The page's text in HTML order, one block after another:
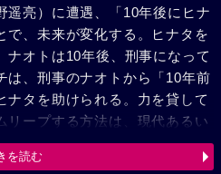
遥亮）に遭遇、「10年後にヒナ
で、未来が変化する。ヒナタを
ナオトは10年後、刑事になって
は、刑事のナオトから「10年前
ナタを助けられる。力を貸して
リープする方法は、現代あるい
ること。ヒナタを救うため、そ
ため、タケミチは不良軍団・東
を読む